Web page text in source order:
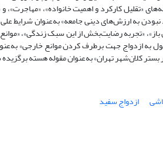
«تقلیل کارکرد و اهمیت خانواده»، «مهاجرت»،
به ارزش‌های دینی جامعه» به‌عنوان شرایط
باز»، «تجربه‌ رضایت‌بخش از این سبک زندگی»،
قول به ازدواج جهت برطرف کردن موانع خارجی»
کلان‌شهر تهران» به‌عنوان مقوله‌ هسته
ازدواج سفید